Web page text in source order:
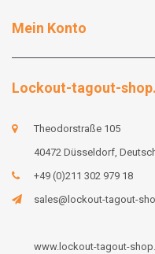
Mein Konto
Lockout-tagout-
Theodorstraße 105
40472 Düsseldorf,
+49 (0)211 302 979 18
sales@lockout-tagout-
www.lockout-tagout-